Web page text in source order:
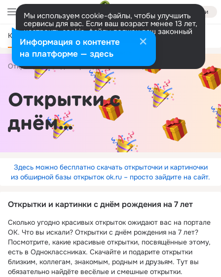
Войти
Мы используем cookie-файлы, чтобы улучшить
сервисы для вас. Если ваш возраст менее 13 лет,
настроить cookie-файлы должен ваш законный
представитель. Больше информации
Разрешить все Настроить
Категории
Открытки С днём рождения по годам
Открытки с
днём
рождения на 7
лет
Здесь можно бесплатно скачать открыточки и картиночки
из обширной базы открыток ok.ru – просто зайдите на сайт.
Открытки и картинки с днём рождения на 7 лет
Сколько угодно красивых открыток ожидают вас на портале
ОК. Что вы искали? Открытки с днём рождения на 7 лет?
Посмотрите, какие красивые открытки, посвящённые этому,
есть в Одноклассниках. Скачайте и подарите открытки
близким, коллегам, знакомым, родным и друзьям. Тут вы
обязательно найдёте весёлые и смешные открытки.
Информация о контенте
на платформе — здесь